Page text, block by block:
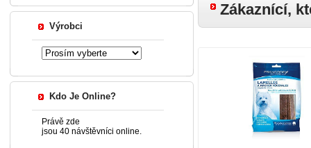
Výrobci
Kdo Je Online?
Právě zde
jsou 40 návštěvníci online.
Zákaznící,